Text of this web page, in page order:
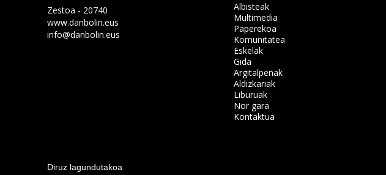
Zestoa - 20740
www.danbolin.eus
info@danbolin.eus
Albisteak
Multimedia
Paperekoa
Komunitatea
Eskelak
Gida
Argitalpenak
Aldizkariak
Liburuak
Nor gara
Kontaktua
Diruz lagundutakoa